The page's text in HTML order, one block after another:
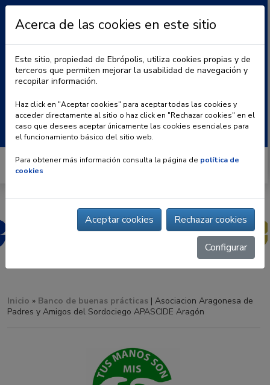
BLOG | CONTACTO
Buscar:
Inicio » Banco de buenas prácticas | Asociacion Aragonesa de
Padres y Amigos del Sordociego APASCIDE Aragón
Acerca de las cookies en este sitio
Este sitio, propiedad de Ebrópolis, utiliza cookies propias y de
terceros que permiten mejorar la usabilidad de navegación y
recopilar información.
Haz click en "Aceptar cookies" para aceptar todas las cookies y
acceder directamente al sitio o haz click en "Rechazar cookies" en el
caso que desees aceptar únicamente las cookies esenciales para
el funcionamiento básico del sitio web.
Para obtener más información consulta la página de política de
cookies
Aceptar cookies Rechazar cookies
Configurar